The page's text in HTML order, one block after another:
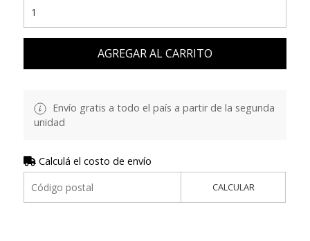
AGREGAR AL CARRITO
Envío gratis a todo el país a partir de la segunda
unidad
Calculá el costo de envío
CALCULAR